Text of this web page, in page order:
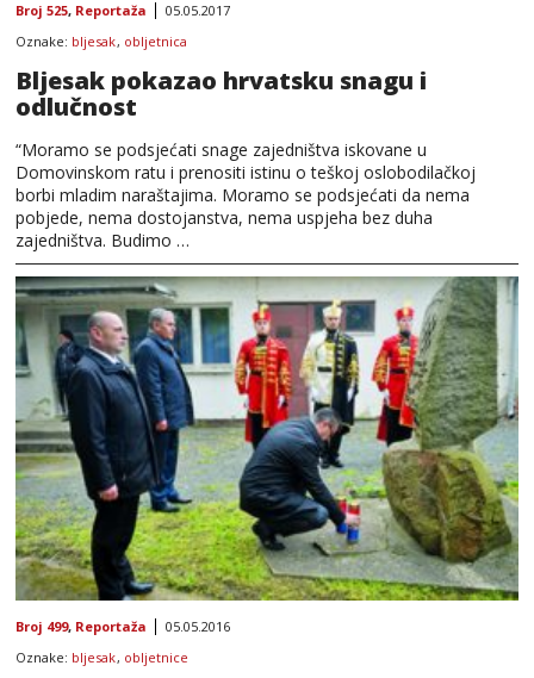
Broj 525, Reportaža
05.05.2017
Oznake: bljesak, obljetnica
Bljesak pokazao hrvatsku snagu i
odlučnost
“Moramo se podsjećati snage zajedništva iskovane u
Domovinskom ratu i prenositi istinu o teškoj oslobodilačkoj
borbi mladim naraštajima. Moramo se podsjećati da nema
pobjede, nema dostojanstva, nema uspjeha bez duha
zajedništva. Budimo …
Broj 499, Reportaža
05.05.2016
Oznake: bljesak, obljetnice